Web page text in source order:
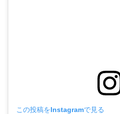
この投稿をInstagramで見る